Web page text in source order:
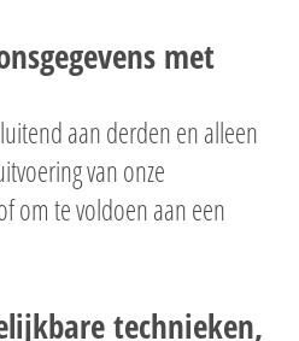
met
aan derden en alleen
van onze
om te voldoen aan een
technieken,